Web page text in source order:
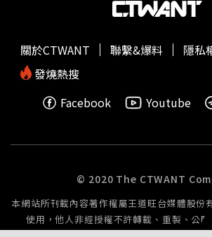
關於CTWANT 聯繫&爆料
隱私
發燒熱搜
Facebook
Youtube
© 2020 The CTWANT
本網站所刊載內容著作權屬王道旺台媒體股份
使用，他人非經授權不許轉載、重製、公